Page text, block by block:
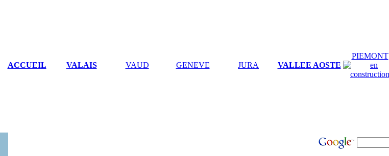
ACCUEIL VALAIS VAUD GENEVE JURA VALLEE AOSTE
PIEMONT